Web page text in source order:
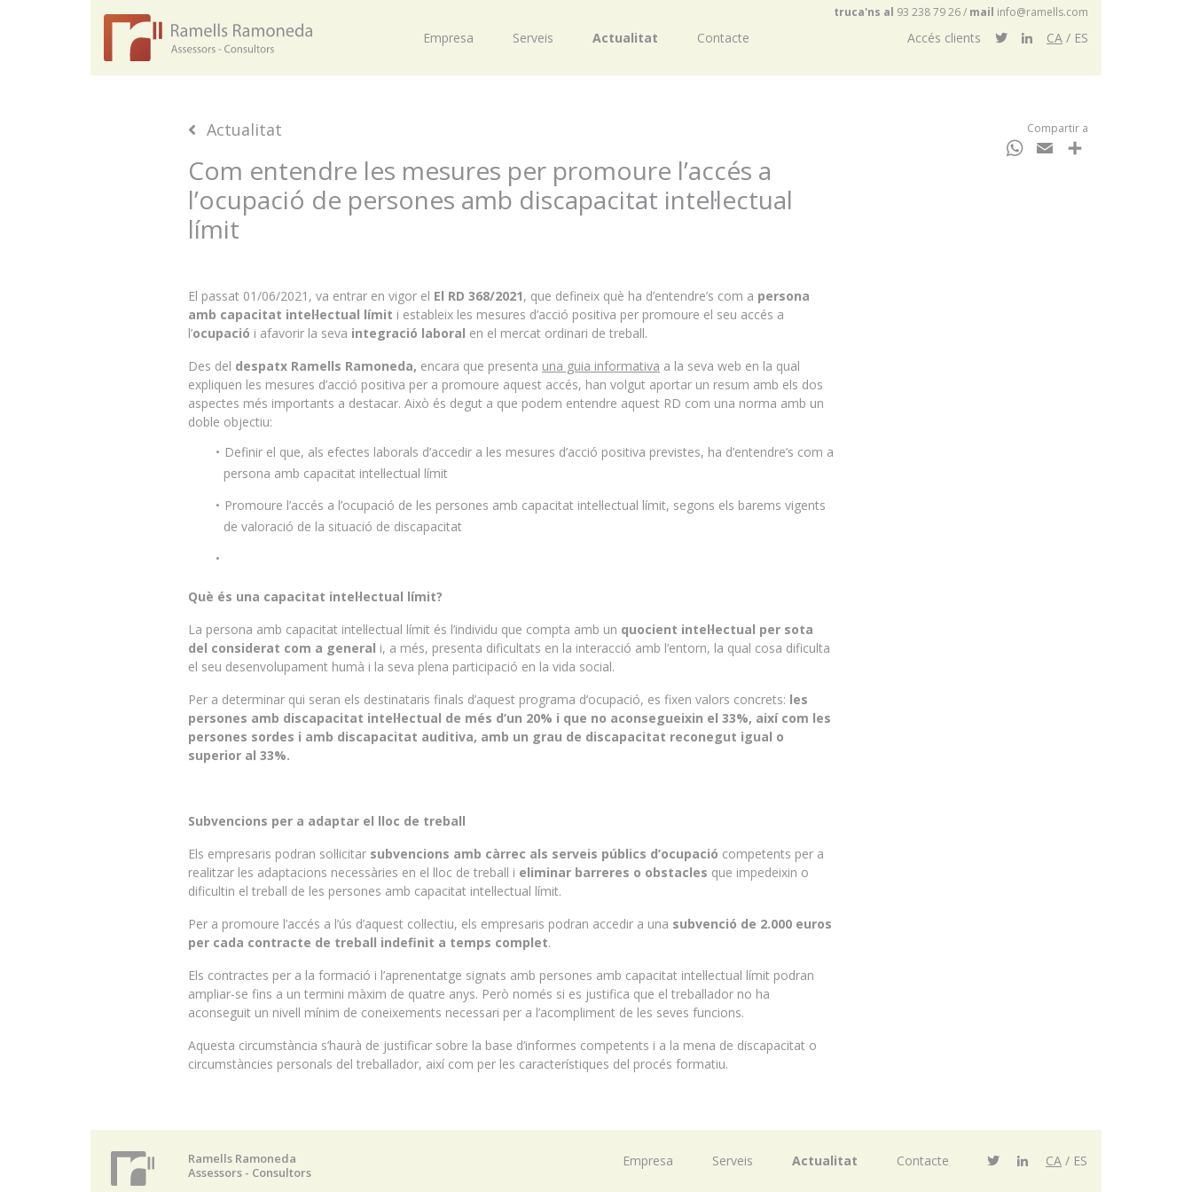
Empresa Serveis Actualitat Contacte Accés clients CA ES
truca'ns al 93 238 79 26/ mail info@ramells.com
Actualitat
Com entendre les mesures per promoure l’accés a
l’ocupació de persones amb discapacitat intel·lectual
límit
El passat 01/06/2021, va entrar en vigor el El RD 368/2021, que defineix què ha d’entendre’s com a persona
amb capacitat intel·lectual límit i estableix les mesures d’acció positiva per promoure el seu accés a
l’ocupació i afavorir la seva integració laboral en el mercat ordinari de treball.
Des del despatx Ramells Ramoneda, encara que presenta una guia informativa a la seva web en la qual
expliquen les mesures d’acció positiva per a promoure aquest accés, han volgut aportar un resum amb els dos
aspectes més importants a destacar. Això és degut a que podem entendre aquest RD com una norma amb un
doble objectiu:
Definir el que, als efectes laborals d’accedir a les mesures d’acció positiva previstes, ha d’entendre’s com a
persona amb capacitat intel·lectual límit
Promoure l’accés a l’ocupació de les persones amb capacitat intel·lectual límit, segons els barems vigents
de valoració de la situació de discapacitat
Què és una capacitat intel·lectual límit?
La persona amb capacitat intel·lectual límit és l’individu que compta amb un quocient intel·lectual per sota
del considerat com a general i, a més, presenta dificultats en la interacció amb l’entorn, la qual cosa dificulta
el seu desenvolupament humà i la seva plena participació en la vida social.
Per a determinar qui seran els destinataris finals d’aquest programa d’ocupació, es fixen valors concrets: les
persones amb discapacitat intel·lectual de més d’un 20% i que no aconsegueixin el 33%, així com les
persones sordes i amb discapacitat auditiva, amb un grau de discapacitat reconegut igual o
superior al 33%.
Subvencions per a adaptar el lloc de treball
Els empresaris podran sol·licitar subvencions amb càrrec als serveis públics d’ocupació competents per a
realitzar les adaptacions necessàries en el lloc de treball i eliminar barreres o obstacles que impedeixin o
dificultin el treball de les persones amb capacitat intel·lectual límit.
Per a promoure l’accés a l’ús d’aquest col·lectiu, els empresaris podran accedir a una subvenció de 2.000 euros
per cada contracte de treball indefinit a temps complet.
Els contractes per a la formació i l’aprenentatge signats amb persones amb capacitat intel·lectual límit podran
ampliar-se fins a un termini màxim de quatre anys. Però només si es justifica que el treballador no ha
aconseguit un nivell mínim de coneixements necessari per a l’acompliment de les seves funcions.
Aquesta circumstància s’haurà de justificar sobre la base d’informes competents i a la mena de discapacitat o
circumstàncies personals del treballador, així com per les característiques del procés formatiu.
Compartir a
WhatsApp
Email
Ramells Ramoneda
Assessors - Consultors
Empresa Serveis Actualitat Contacte CA ES